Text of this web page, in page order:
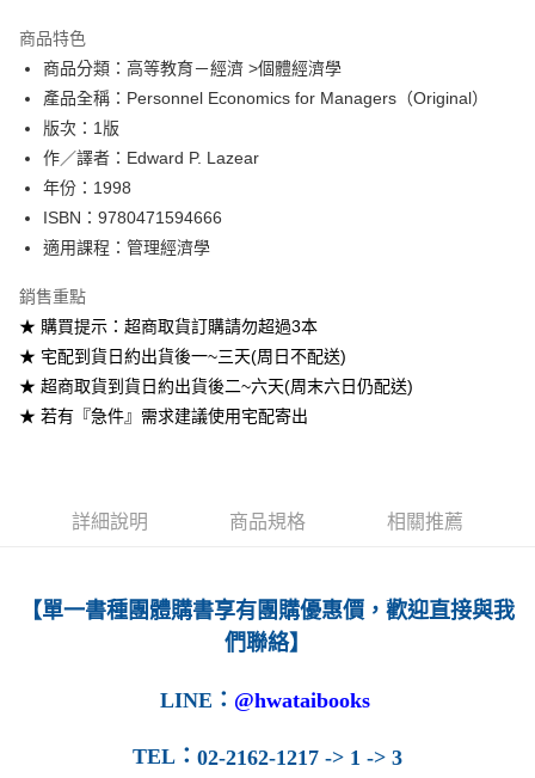
Google Pay
ATM付款
運送方式
每筆NT$60
7-11取貨付款
每筆NT$60
宅配-台灣本島
每筆NT$160
商品特色
商品分類：高等教育－經濟 >個體經濟學
產品全稱：Personnel Economics for Managers（Original）
版次：1版
作／譯者：Edward P. Lazear
年份：1998
ISBN：9780471594666
適用課程：管理經濟學
銷售重點
★ 購買提示：超商取貨訂購請勿超過3本
★ 宅配到貨日約出貨後一~三天(周日不配送)
★ 超商取貨到貨日約出貨後二~六天(周末六日仍配送)
★ 若有『急件』需求建議使用宅配寄出
詳細說明 商品規格 相關推薦
【單一書種團體購書享有團購優惠價，歡迎直接與我
們聯絡】
LINE ： @hwataibooks
TEL ： 02-2162-1217 -> 1 -> 3